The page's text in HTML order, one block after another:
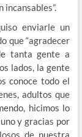
incansables”.
enviarle un
que “agradecer
tanta gente a
lados, la gente
conoce todo el
adultos que
hicimos lo
y gracias por
de nuestra